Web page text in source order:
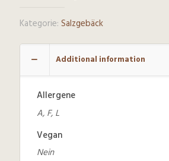
Kategorie: Salzgebäck
Additional information
Allergene
A, F, L
Vegan
Nein